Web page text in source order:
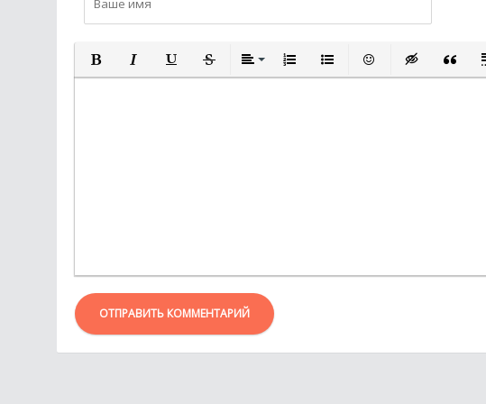
ПОЛУЖИРНЫЙ
КУРСИВПОДЧЕРКНУТЫЙ
ЗАЧЕРКНУТЫЙВЫРАВНИВАНИЕ
НУМЕРОВАННЫЙ СПИСОК
МАРКИРОВАННЫЙ
ВСТАВИТЬВСТАВКА
ОТПРАВИТЬ КОММЕНТАРИЙ